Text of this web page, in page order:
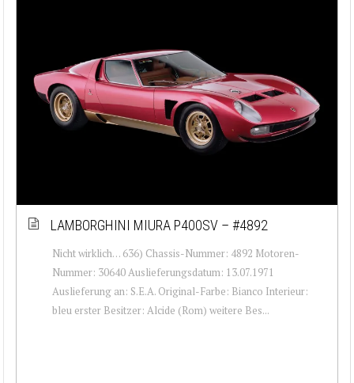
LAMBORGHINI MIURA P400SV – #4892
Nicht wirklich… 636) Chassis-Nummer: 4892 Motoren-
Nummer: 30640 Auslieferungsdatum: 13.07.1971
Auslieferung an: S.E.A. Original-Farbe: Bianco Interieur:
bleu erster Besitzer: Alcide (Rom) weitere Bes...